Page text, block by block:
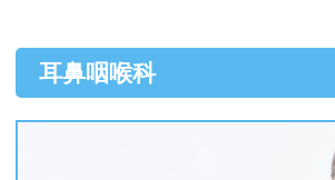
耳鼻咽喉科